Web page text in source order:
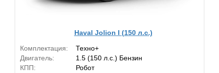
Haval Jolion I (150 л.с.)
Комплектация:
Техно+
Двигатель:
1.5 (150 л.с.) Бензин
КПП:
Робот